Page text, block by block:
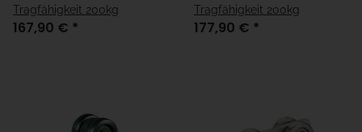
Tragfähigkeit 200kg
167,90 € *
Tragfähigkeit 200kg
177,90 € *